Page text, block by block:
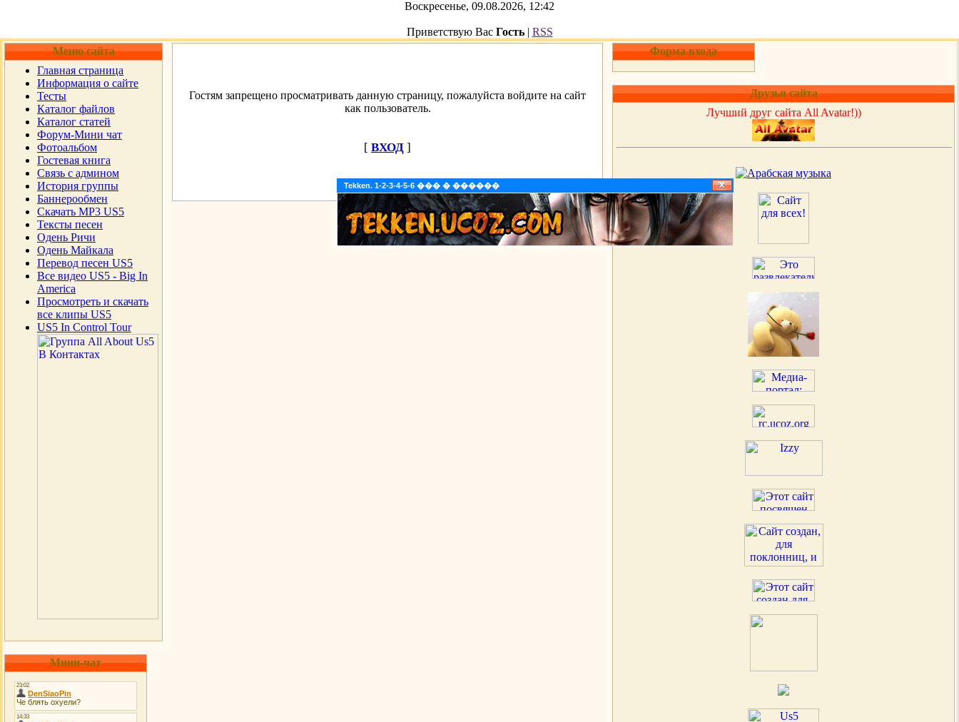
Воскресенье, 09.08.2026, 12:42
Приветствую Вас Гость| RSS
Меню сайта
Главная страница
Информация о сайте
Тесты
Каталог файлов
Каталог статей
Форум-Мини чат
Фотоальбом
Гостевая книга
Cвязь с админом
История группы
Баннерообмен
Скачать MP3 US5
Тексты песен
Одень Ричи
Одень Майкала
Перевод песен US5
Все видео US5 - Big In
America
Просмотреть и скачать
все клипы US5
US5 In Control Tour
Tekken. 1-2-3-4-5-6 ��� � ������
Мини-чат
Гостям запрещено просматривать данную страницу, пожалуйста войдите на сайт
как пользователь.
[ ВХОД ]
Форма входа
Друзья сайта
Лучший друг сайта All Avatar!))